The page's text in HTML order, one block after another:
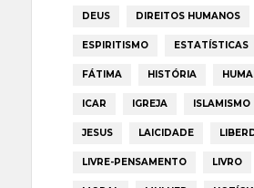
DEUS DIREITOS HUMANOS
ESPIRITISMO ESTATÍSTICAS
FÁTIMA HISTÓRIA
ICAR IGREJA ISLAMISMO
JESUS LAICIDADE
LIVRE-PENSAMENTO LIVRO